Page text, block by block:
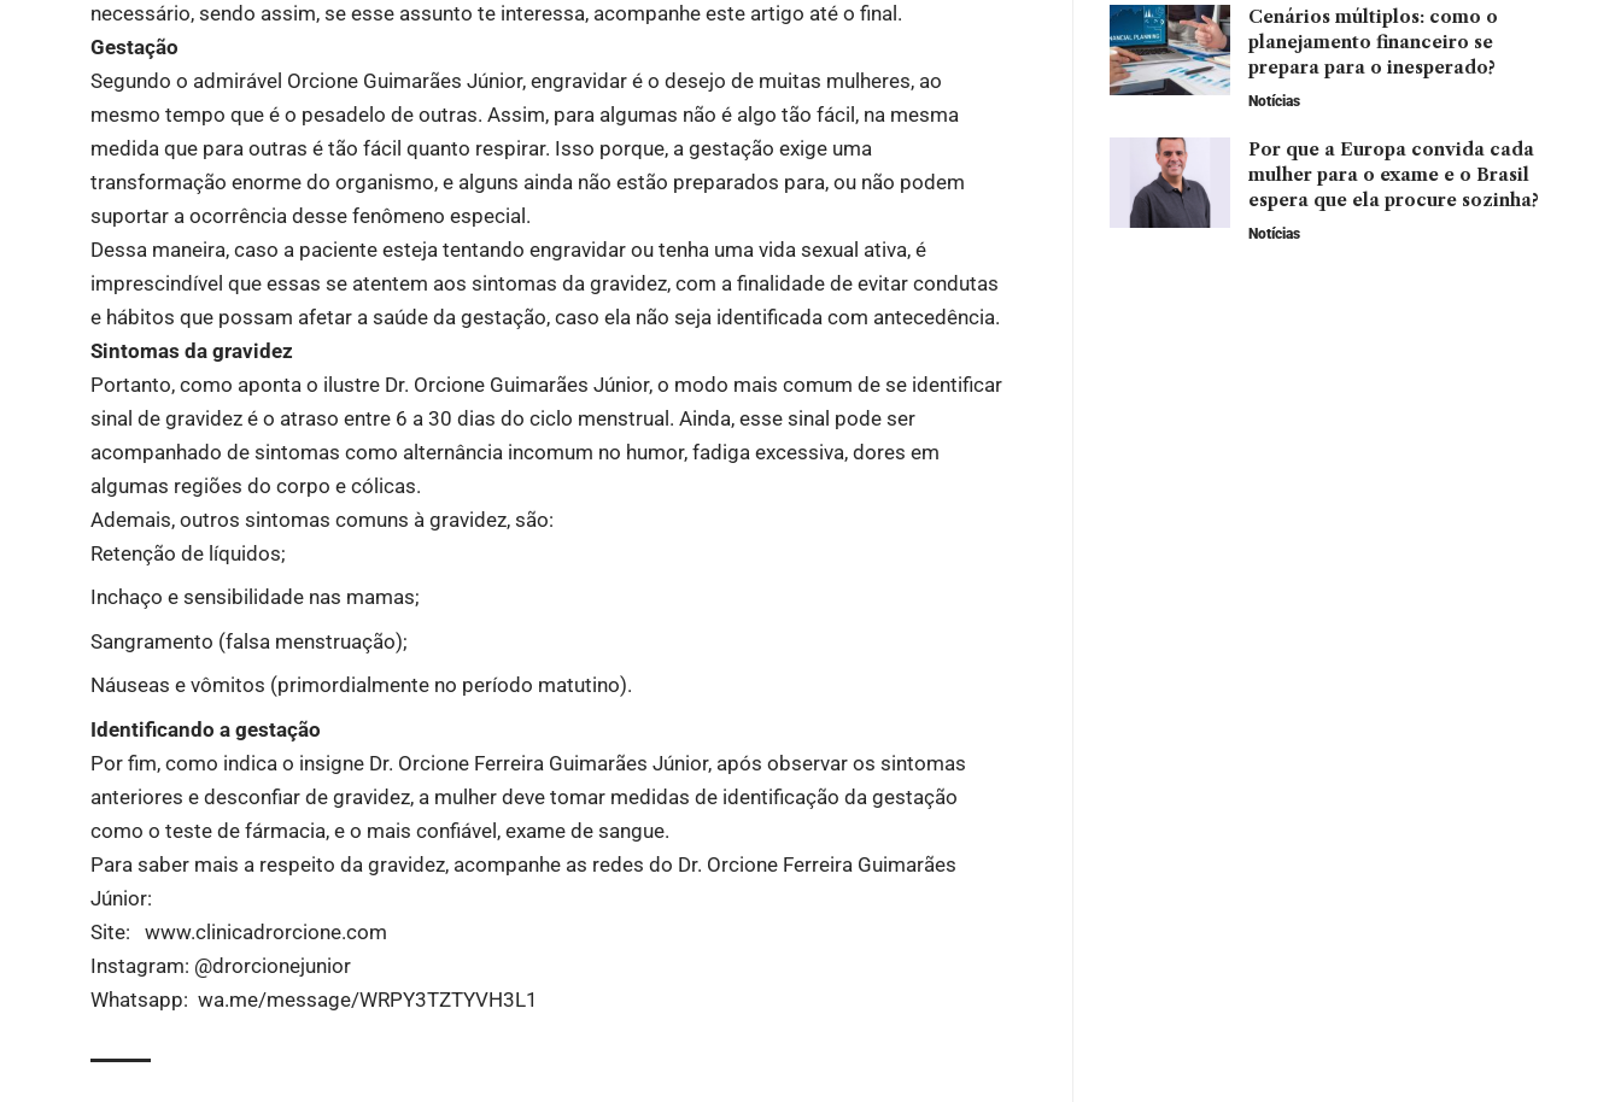
necessário, sendo assim, se esse assunto te interessa, acompanhe este artigo até o final.
Gestação
Segundo o admirável Orcione Guimarães Júnior, engravidar é o desejo de muitas mulheres, ao
mesmo tempo que é o pesadelo de outras. Assim, para algumas não é algo tão fácil, na mesma
medida que para outras é tão fácil quanto respirar. Isso porque, a gestação exige uma
transformação enorme do organismo, e alguns ainda não estão preparados para, ou não podem
suportar a ocorrência desse fenômeno especial.
Dessa maneira, caso a paciente esteja tentando engravidar ou tenha uma vida sexual ativa, é
imprescindível que essas se atentem aos sintomas da gravidez, com a finalidade de evitar condutas
e hábitos que possam afetar a saúde da gestação, caso ela não seja identificada com antecedência.
Sintomas da gravidez
Portanto, como aponta o ilustre Dr. Orcione Guimarães Júnior, o modo mais comum de se identificar
sinal de gravidez é o atraso entre 6 a 30 dias do ciclo menstrual. Ainda, esse sinal pode ser
acompanhado de sintomas como alternância incomum no humor, fadiga excessiva, dores em
algumas regiões do corpo e cólicas.
Ademais, outros sintomas comuns à gravidez, são:
Retenção de líquidos;
Inchaço e sensibilidade nas mamas;
Sangramento (falsa menstruação);
Náuseas e vômitos (primordialmente no período matutino).
Identificando a gestação
Por fim, como indica o insigne Dr. Orcione Ferreira Guimarães Júnior, após observar os sintomas
anteriores e desconfiar de gravidez, a mulher deve tomar medidas de identificação da gestação
como o teste de fármacia, e o mais confiável, exame de sangue.
Para saber mais a respeito da gravidez, acompanhe as redes do Dr. Orcione Ferreira Guimarães
Júnior:
Site:www.clinicadrorcione.com
Instagram: @drorcionejunior
Whatsapp:wa.me/message/WRPY3TZTYVH3L1
Cenários múltiplos: como o
planejamento financeiro se
prepara para o inesperado?
Notícias
Por que a Europa convida cada
mulher para o exame e o Brasil
espera que ela procure sozinha?
Notícias